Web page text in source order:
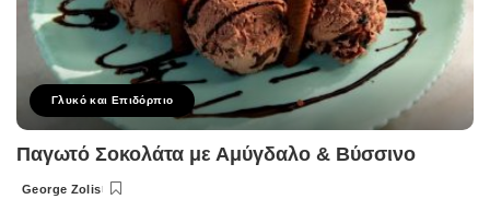
Γλυκό και Επιδόρπιο
Παγωτό Σοκολάτα με Αμύγδαλο & Βύσσινο
Posted
George Zolis